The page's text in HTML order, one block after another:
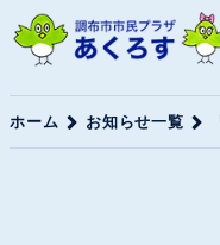
ホーム お知らせ一覧